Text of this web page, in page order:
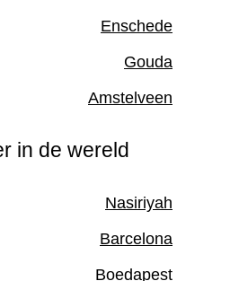
Enschede
Gouda
Amstelveen
in de wereld
Nasiriyah
Barcelona
Boedapest